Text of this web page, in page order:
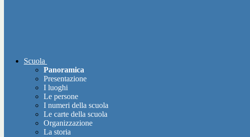
Scuola
Panoramica
Presentazione
I luoghi
Le persone
I numeri della scuola
Le carte della scuola
Organizzazione
La storia